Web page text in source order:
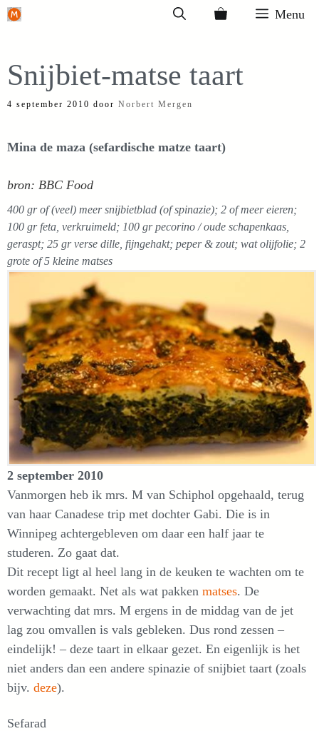
Ga
inhoud
Menu
Snijbiet-matse taart
4 september 2010 door Norbert Mergen
Mina de maza (sefardische matze taart)
bron: BBC Food
400 gr of (veel) meer snijbietblad (of spinazie); 2 of meer eieren;
100 gr feta, verkruimeld; 100 gr pecorino / oude schapenkaas,
geraspt; 25 gr verse dille, fijngehakt; peper & zout; wat olijfolie; 2
grote of 5 kleine matses
2 september 2010
Vanmorgen heb ik mrs. M van Schiphol opgehaald, terug
van haar Canadese trip met dochter Gabi. Die is in
Winnipeg achtergebleven om daar een half jaar te
studeren. Zo gaat dat.
Dit recept ligt al heel lang in de keuken te wachten om te
worden gemaakt. Net als wat pakken matses. De
verwachting dat mrs. M ergens in de middag van de jet
lag zou omvallen is vals gebleken. Dus rond zessen –
eindelijk! – deze taart in elkaar gezet. En eigenlijk is het
niet anders dan een andere spinazie of snijbiet taart (zoals
bijv. deze).
Sefarad